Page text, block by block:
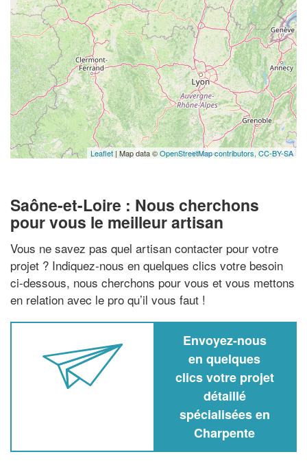
Leaflet | Map data ©OpenStreetMap contributors, CC-BY-SA
Saône-et-Loire : Nous cherchons
pour vous le meilleur artisan
Vous ne savez pas quel artisan contacter pour votre
projet ? Indiquez-nous en quelques clics votre besoin
ci-dessous, nous cherchons pour vous et vous mettons
en relation avec le pro qu’il vous faut !
Envoyez-nous
en quelques
clics votre projet
détaillé
spécialisées en
Charpente